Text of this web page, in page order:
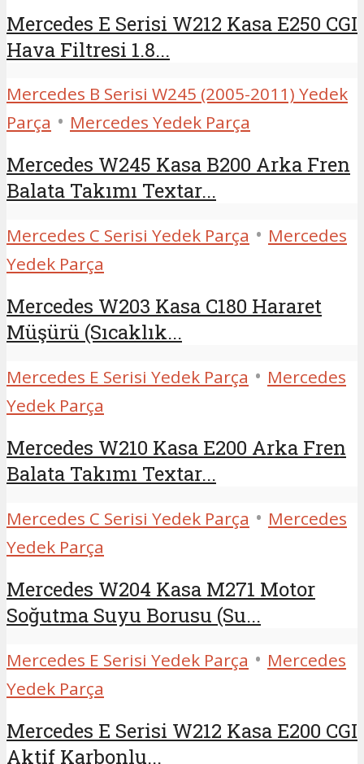
Mercedes E Serisi W212 Kasa E250 CGI
Hava Filtresi 1.8...
Mercedes B Serisi W245 (2005-2011) Yedek
Parça • Mercedes Yedek Parça
Mercedes W245 Kasa B200 Arka Fren
Balata Takımı Textar...
Mercedes C Serisi Yedek Parça • Mercedes
Yedek Parça
Mercedes W203 Kasa C180 Hararet
Müşürü (Sıcaklık...
Mercedes E Serisi Yedek Parça • Mercedes
Yedek Parça
Mercedes W210 Kasa E200 Arka Fren
Balata Takımı Textar...
Mercedes C Serisi Yedek Parça • Mercedes
Yedek Parça
Mercedes W204 Kasa M271 Motor
Soğutma Suyu Borusu (Su...
Mercedes E Serisi Yedek Parça • Mercedes
Yedek Parça
Mercedes E Serisi W212 Kasa E200 CGI
Aktif Karbonlu...